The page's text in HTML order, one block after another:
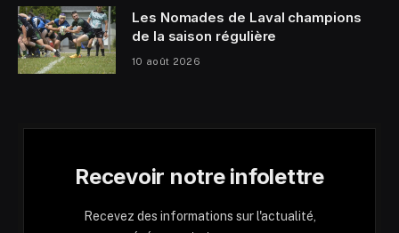
Les Nomades de Laval champions
de la saison régulière
10 août 2026
Recevoir notre infolettre
Recevez des informations sur l'actualité,